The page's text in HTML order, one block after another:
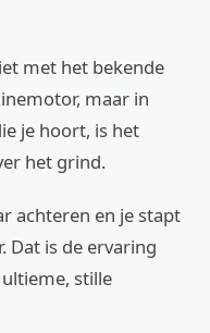
met het bekende
maar in
je hoort, is het
het grind.
achteren en je stapt
Dat is de ervaring
ultieme, stille